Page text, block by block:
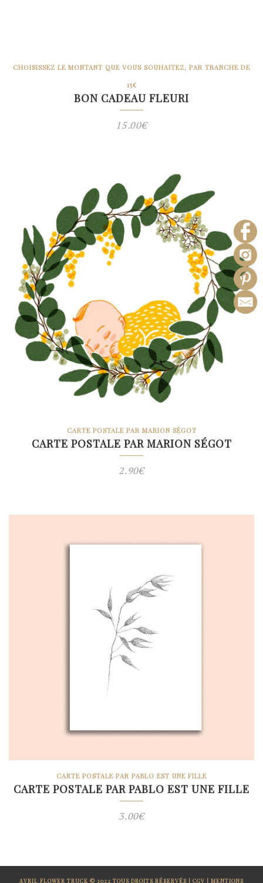
CHOISISSEZ LE MONTANT QUE VOUS SOUHAITEZ, PAR TRANCHE DE
15€
BON CADEAU FLEURI
15.00€
CARTE POSTALE PAR MARION SÉGOT
CARTE POSTALE PAR MARION SÉGOT
2.90€
CARTE POSTALE PAR PABLO EST UNE FILLE
CARTE POSTALE PAR PABLO EST UNE FILLE
3.00€
AVRIL FLOWER TRUCK © 2022 TOUS DROITS RÉSERVÉS | CGV | MENTIONS